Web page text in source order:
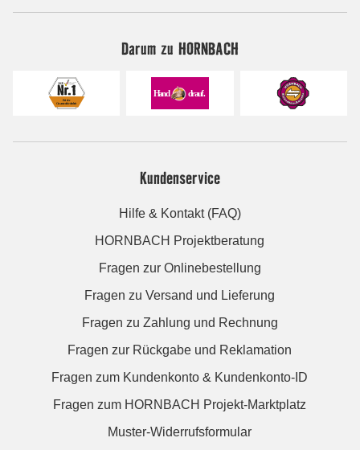
Darum zu HORNBACH
Kundenservice
Hilfe & Kontakt (FAQ)
HORNBACH Projektberatung
Fragen zur Onlinebestellung
Fragen zu Versand und Lieferung
Fragen zu Zahlung und Rechnung
Fragen zur Rückgabe und Reklamation
Fragen zum Kundenkonto & Kundenkonto-ID
Fragen zum HORNBACH Projekt-Marktplatz
Muster-Widerrufsformular